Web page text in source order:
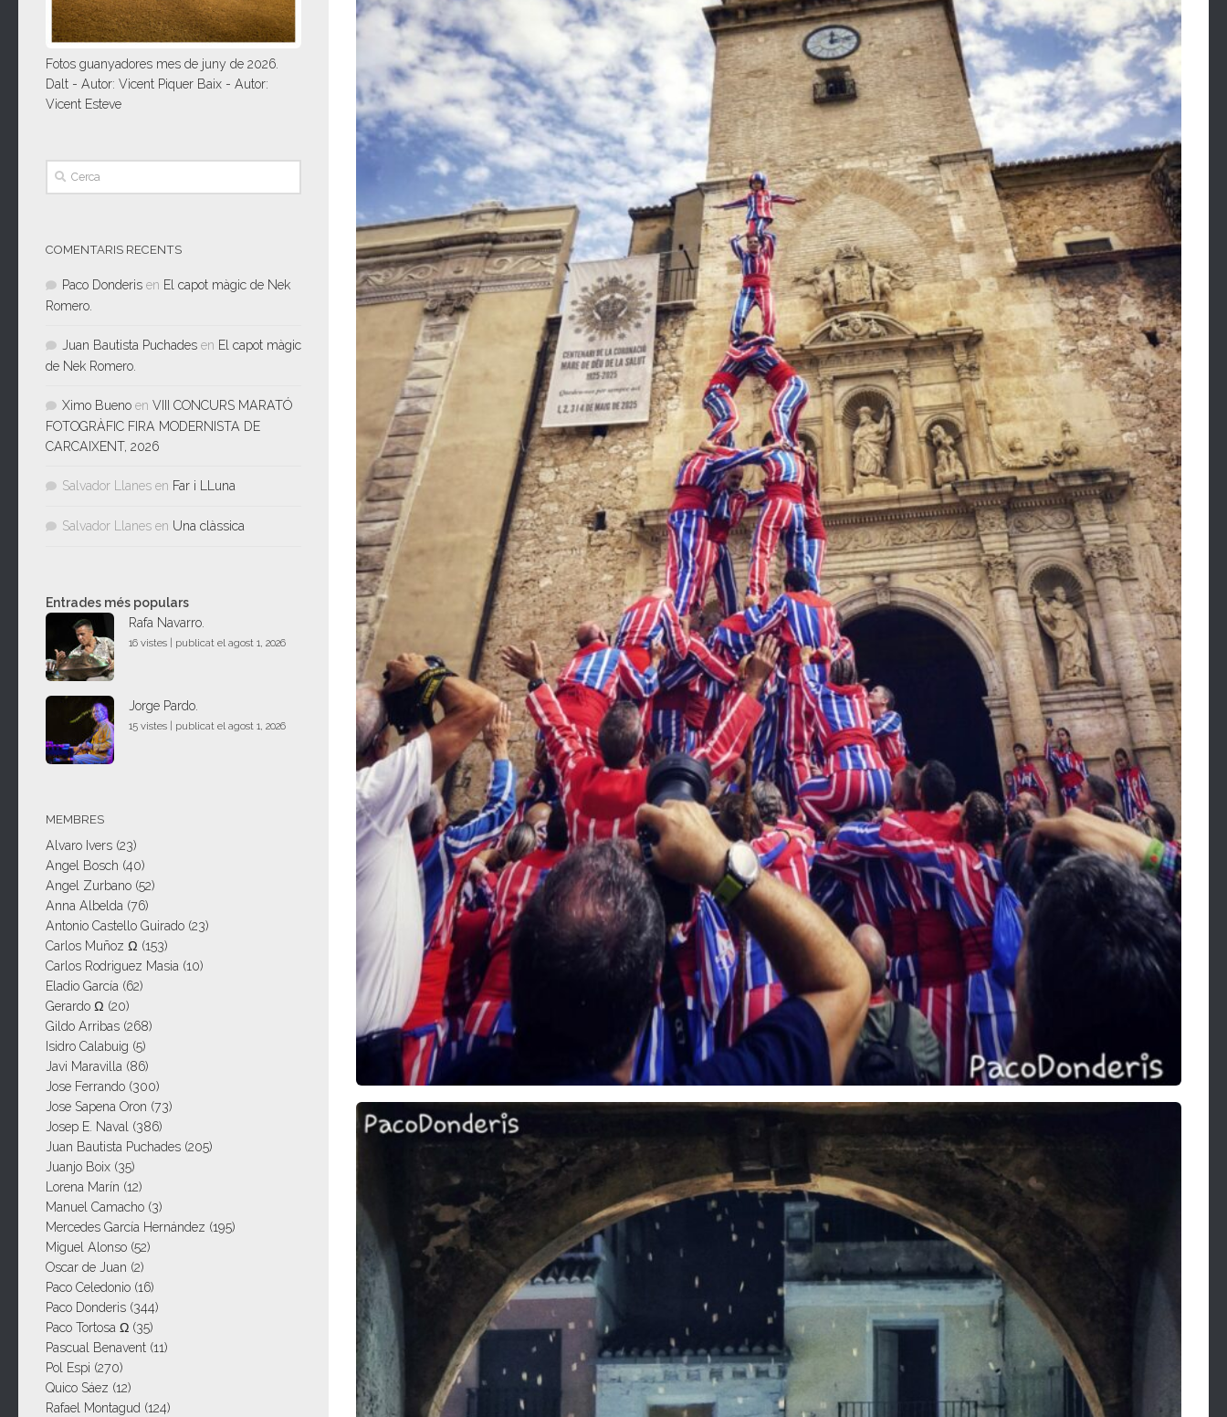
Fotos guanyadores mes de juny de 2026.
Dalt - Autor: Vicent Piquer Baix - Autor:
Vicent Esteve
COMENTARIS RECENTS
Paco Donderis en El capot màgic de Nek
Romero.
Juan Bautista Puchades en El capot màgic
de Nek Romero.
Ximo Bueno en VIII CONCURS MARATÓ
FOTOGRÀFIC FIRA MODERNISTA DE
CARCAIXENT, 2026
Salvador Llanes en Far i LLuna
Salvador Llanes en Una clàssica
Entrades més populars
Rafa Navarro.
16 vistes publicat el agost 1, 2026
Jorge Pardo.
15 vistes publicat el agost 1, 2026
MEMBRES
Alvaro Ivers (23)
Angel Bosch (40)
Angel Zurbano (52)
Anna Albelda (76)
Antonio Castello Guirado (23)
Carlos Muñoz Ω (153)
Carlos Rodriguez Masia (10)
Eladio García (62)
Gerardo Ω (20)
Gildo Arribas (268)
Isidro Calabuig (5)
Javi Maravilla (86)
Jose Ferrando (300)
Jose Sapena Oron (73)
Josep E. Naval (386)
Juan Bautista Puchades (205)
Juanjo Boix (35)
Lorena Marín (12)
Manuel Camacho (3)
Mercedes García Hernández (195)
Miguel Alonso (52)
Oscar de Juan (2)
Paco Celedonio (16)
Paco Donderis (344)
Paco Tortosa Ω (35)
Pascual Benavent (11)
Pol Espi (270)
Quico Sáez (12)
Rafael Montagud (124)